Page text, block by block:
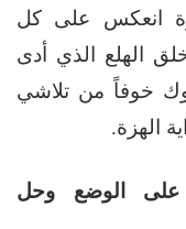
انعكس على كل
الهلع الذي أدى
خوفاً من تلاشي
الهزة.
على الوضع وحل